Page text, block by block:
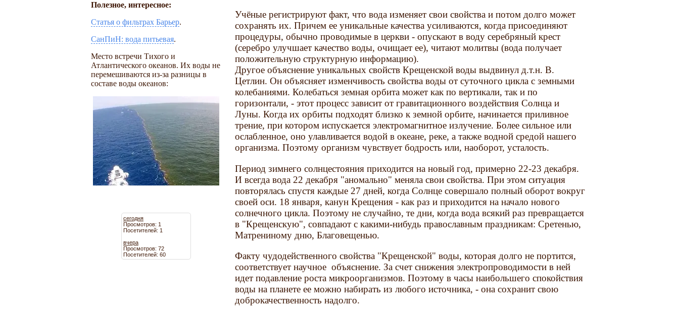
Полезное, интересное:
Статья о фильтрах Барьер.
СанПиН: вода питьевая.
Место встречи Тихого и
Атлантического океанов. Их воды не
перемешиваются из-за разницы в
составе воды океанов:
сегодня
Просмотров: 1
Посетителей: 1
вчера
Просмотров: 72
Посетителей: 60
Учёные регистрируют факт, что вода изменяет свои свойства и потом долго может
сохранять их. Причем ее уникальные качества усиливаются, когда присоединяют
процедуры, обычно проводимые в церкви - опускают в воду серебряный крест
(серебро улучшает качество воды, очищает ее), читают молитвы (вода получает
положительную структурную информацию).
Другое объяснение уникальных свойств Крещенской воды выдвинул д.т.н. В.
Цетлин. Он объясняет изменчивость свойства воды от суточного цикла с земными
колебаниями. Колебаться земная орбита может как по вертикали, так и по
горизонтали, - этот процесс зависит от гравитационного воздействия Солнца и
Луны. Когда их орбиты подходят близко к земной орбите, начинается приливное
трение, при котором испускается электромагнитное излучение. Более сильное или
ослабленное, оно улавливается водой в океане, реке, а также водной средой нашего
организма. Поэтому организм чувствует бодрость или, наоборот, усталость.
Период зимнего солнцестояния приходится на новый год, примерно 22-23 декабря.
И всегда вода 22 декабря "аномально" меняла свои свойства. При этом ситуация
повторялась спустя каждые 27 дней, когда Солнце совершало полный оборот вокруг
своей оси. 18 января, канун Крещения - как раз и приходится на начало нового
солнечного цикла. Поэтому не случайно, те дни, когда вода всякий раз превращается
в "Крещенскую", совпадают с какими-нибудь православным праздникам: Сретенью,
Матрениному дню, Благовещенью.
Факту чудодейственного свойства "Крещенской" воды, которая долго не портится,
соответствует научное объяснение. За счет снижения электропроводимости в ней
идет подавление роста микроорганизмов. Поэтому в часы наибольшего спокойствия
воды на планете ее можно набирать из любого источника, - она сохранит свою
доброкачественность надолго.